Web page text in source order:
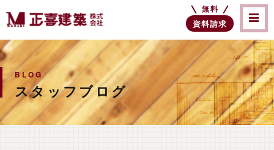
無料
資料請求
BLOG
スタッフブログ